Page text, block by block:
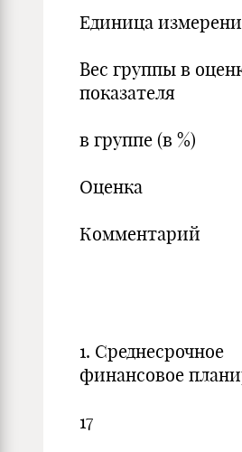
Единица
Вес группы в
показателя
в группе (в %)
Оценка
Комментарий
1. Среднесрочное
финансовое
17